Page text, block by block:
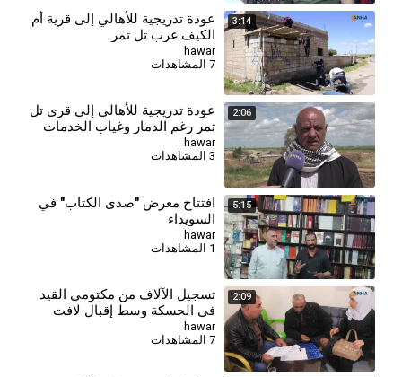
3:14
عودة تدريجية للأهالي إلى قرية أم
الكيف غرب تل تمر
hawar
7 المشاهدات
2:06
عودة تدريجية للأهالي إلى قرى تل
تمر رغم الدمار وغياب الخدمات
hawar
3 المشاهدات
5:15
افتتاح معرض "صدى الكتاب" في
السويداء
hawar
1 المشاهدات
2:09
تسجيل الآلاف من مكتومي القيد
في الحسكة وسط إقبال لافت
hawar
7 المشاهدات